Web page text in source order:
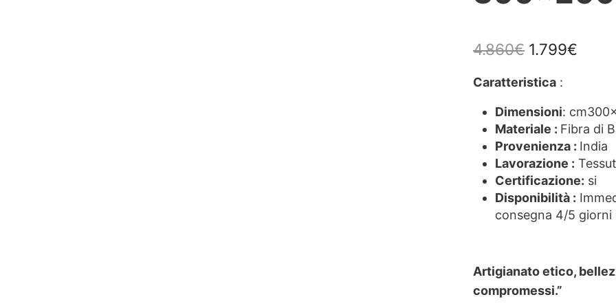
4.860€ Il prezzo
1.799€
Caratteristica :
Dimensioni:
Materiale : Fibra di
Provenienza : India
Lavorazione :
Certificazione: si
Disponibilità :
consegna 4/5 giorni
Artigianato etico,
compromessi.”